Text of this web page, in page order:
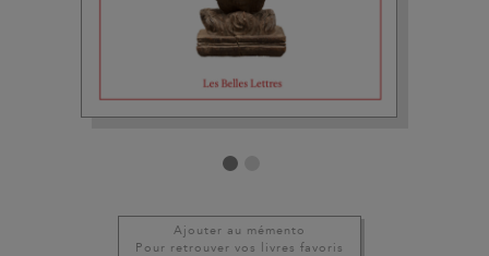
Ajouter au mémento
Pour retrouver vos livres favoris